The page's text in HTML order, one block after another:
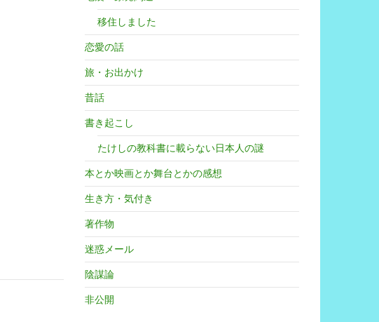
移住しました
恋愛の話
旅・お出かけ
昔話
書き起こし
たけしの教科書に載らない日本人の謎
本とか映画とか舞台とかの感想
生き方・気付き
著作物
迷惑メール
陰謀論
非公開